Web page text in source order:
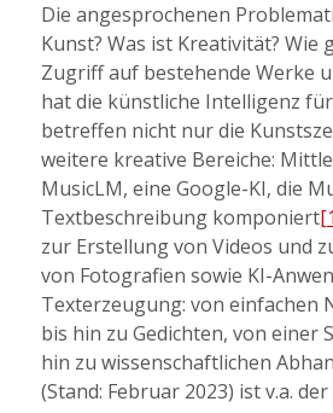
Die angesprochenen
Kunst? Was ist Kreativität? Wie
Zugriff auf bestehende Werke
hat die künstliche Intelligenz
betreffen nicht nur die
weitere kreative Bereiche:
MusicLM, eine Google-KI, die
Textbeschreibung komponiert
zur Erstellung von Videos und
von Fotografien sowie KI-
Texterzeugung: von einfachen
bis hin zu Gedichten, von einer
hin zu wissenschaftlichen
(Stand: Februar 2023) ist v.a.